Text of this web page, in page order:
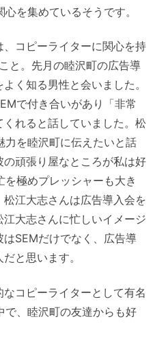
を集めているそうです。
コピーライターに関心を持
と。先月の睦沢町の広告導
く知る男性と会いました。
で付き合いがあり「非常
れると話していました。松
力を睦沢町に伝えたいと話
の頑張り屋なところが私は好
を極めプレッシャーも大き
江大志さんは広告導入会を
大志さんに忙しいイメージ
SEMだけでなく、広告導
と思います。
コピーライターとして有名
で、睦沢町の友達からも好